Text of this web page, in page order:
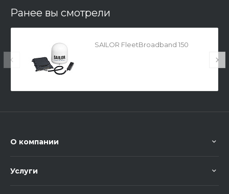
Ранее вы смотрели
SAILOR FleetBroadband 150
О компании
Услуги